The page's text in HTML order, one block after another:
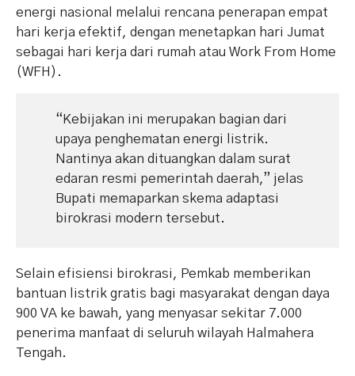
energi nasional melalui rencana penerapan empat
hari kerja efektif, dengan menetapkan hari Jumat
sebagai hari kerja dari rumah atau Work From Home
(WFH).
“Kebijakan ini merupakan bagian dari
upaya penghematan energi listrik.
Nantinya akan dituangkan dalam surat
edaran resmi pemerintah daerah,” jelas
Bupati memaparkan skema adaptasi
birokrasi modern tersebut.
Selain efisiensi birokrasi, Pemkab memberikan
bantuan listrik gratis bagi masyarakat dengan daya
900 VA ke bawah, yang menyasar sekitar 7.000
penerima manfaat di seluruh wilayah Halmahera
Tengah.